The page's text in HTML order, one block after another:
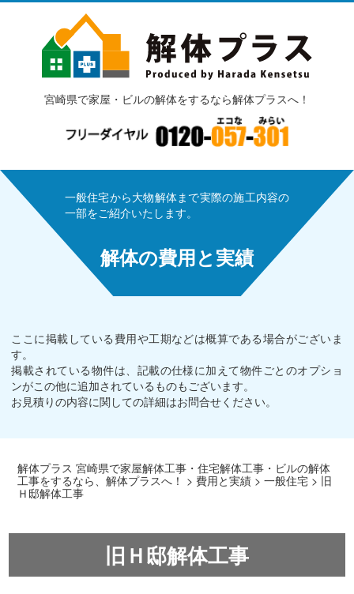
宮崎県で家屋・ビルの解体をするなら解体プラスへ！
一般住宅から大物解体まで実際の施工内容の
一部をご紹介いたします。
解体の費用と実績
ここに掲載している費用や工期などは概算である場合がございま
す。
掲載されている物件は、記載の仕様に加えて物件ごとのオプショ
ンがこの他に追加されているものもございます。
お見積りの内容に関しての詳細はお問合せください。
解体プラス 宮崎県で家屋解体工事・住宅解体工事・ビルの解体
工事をするなら、解体プラスへ！ > 費用と実績 >一般住宅>旧
Ｈ邸解体工事
旧Ｈ邸解体工事